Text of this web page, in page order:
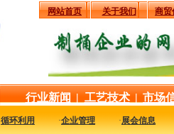
网站首页 关于我们 商贸
行业新闻 | 工艺技术 | 市场
循环利用 ·企业管理 ·展会信息